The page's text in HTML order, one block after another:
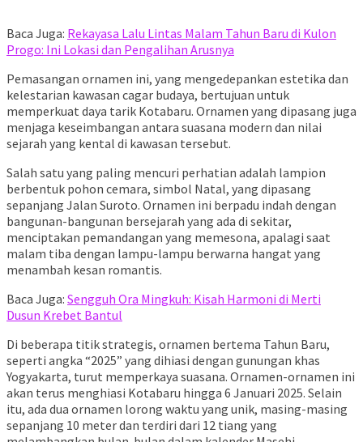
Baca Juga: Rekayasa Lalu Lintas Malam Tahun Baru di Kulon
Progo: Ini Lokasi dan Pengalihan Arusnya
Pemasangan ornamen ini, yang mengedepankan estetika dan
kelestarian kawasan cagar budaya, bertujuan untuk
memperkuat daya tarik Kotabaru. Ornamen yang dipasang juga
menjaga keseimbangan antara suasana modern dan nilai
sejarah yang kental di kawasan tersebut.
Salah satu yang paling mencuri perhatian adalah lampion
berbentuk pohon cemara, simbol Natal, yang dipasang
sepanjang Jalan Suroto. Ornamen ini berpadu indah dengan
bangunan-bangunan bersejarah yang ada di sekitar,
menciptakan pemandangan yang memesona, apalagi saat
malam tiba dengan lampu-lampu berwarna hangat yang
menambah kesan romantis.
Baca Juga: Sengguh Ora Mingkuh: Kisah Harmoni di Merti
Dusun Krebet Bantul
Di beberapa titik strategis, ornamen bertema Tahun Baru,
seperti angka “2025” yang dihiasi dengan gunungan khas
Yogyakarta, turut memperkaya suasana. Ornamen-ornamen ini
akan terus menghiasi Kotabaru hingga 6 Januari 2025. Selain
itu, ada dua ornamen lorong waktu yang unik, masing-masing
sepanjang 10 meter dan terdiri dari 12 tiang yang